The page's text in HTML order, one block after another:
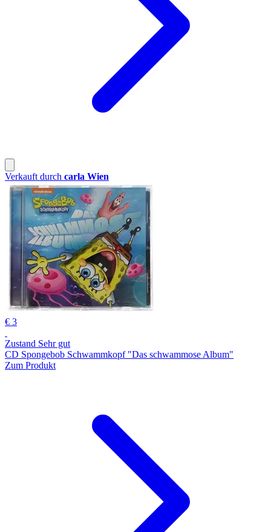
Verkauft durch carla Wien
€ 3
Zustand Sehr gut
CD Spongebob Schwammkopf "Das schwammose Album"
Zum Produkt